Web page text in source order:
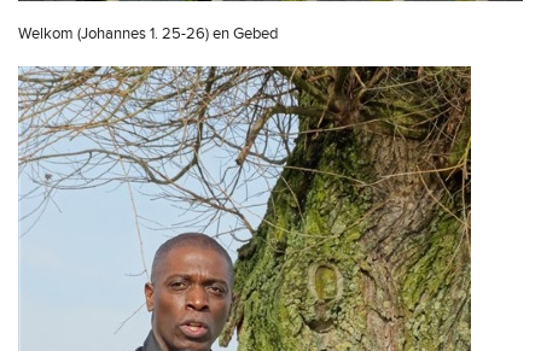
Welkom (Johannes 1. 25-26) en Gebed